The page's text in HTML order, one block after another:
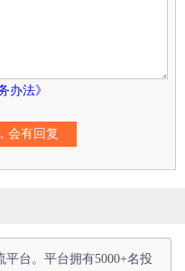
办法》
台。平台拥有5000+名投